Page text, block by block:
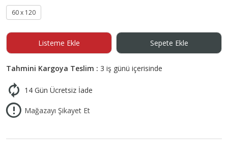
60 x 120
Listeme Ekle Sepete Ekle
Tahmini Kargoya Teslim : 3 iş günü içerisinde
14 Gün Ücretsiz İade
Mağazayı Şikayet Et